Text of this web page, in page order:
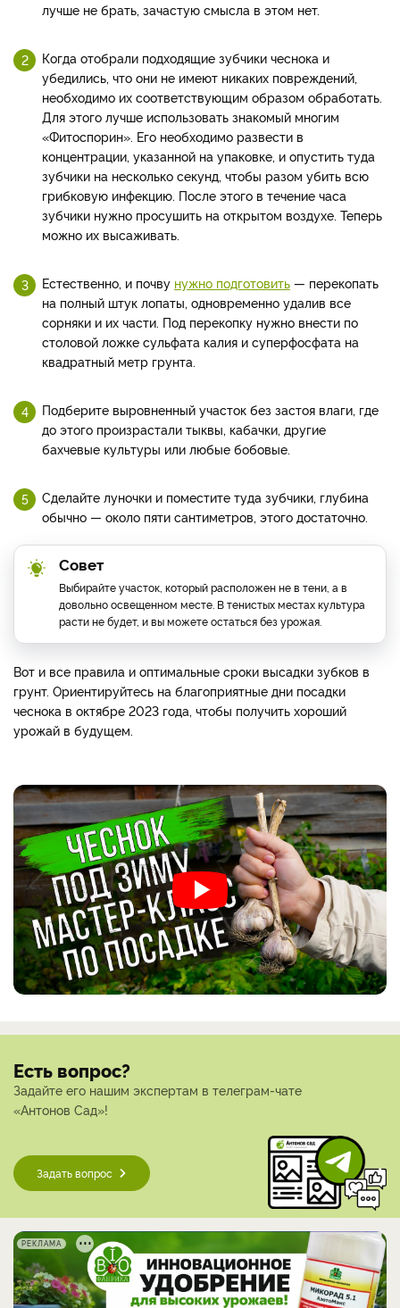
лучше не брать, зачастую смысла в этом нет.
Когда отобрали подходящие зубчики чеснока и
убедились, что они не имеют никаких повреждений,
необходимо их соответствующим образом обработать.
Для этого лучше использовать знакомый многим
«Фитоспорин». Его необходимо развести в
концентрации, указанной на упаковке, и опустить туда
зубчики на несколько секунд, чтобы разом убить всю
грибковую инфекцию. После этого в течение часа
зубчики нужно просушить на открытом воздухе. Теперь
можно их высаживать.
Естественно, и почву нужно подготовить — перекопать
на полный штук лопаты, одновременно удалив все
сорняки и их части. Под перекопку нужно внести по
столовой ложке сульфата калия и суперфосфата на
квадратный метр грунта.
Подберите выровненный участок без застоя влаги, где
до этого произрастали тыквы, кабачки, другие
бахчевые культуры или любые бобовые.
Сделайте луночки и поместите туда зубчики, глубина
обычно — около пяти сантиметров, этого достаточно.
Совет
Выбирайте участок, который расположен не в тени, а в
довольно освещенном месте. В тенистых местах культура
расти не будет, и вы можете остаться без урожая.
Вот и все правила и оптимальные сроки высадки зубков в
грунт. Ориентируйтесь на благоприятные дни посадки
чеснока в октябре 2023 года, чтобы получить хороший
урожай в будущем.
Есть вопрос?
Задайте его нашим экспертам в телеграм-чате
«Антонов Сад»!
Задать вопрос
РЕКЛАМА